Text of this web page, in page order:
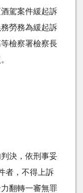
駕案件緩起訴
勞務為緩起訴
檢察署檢察長
決，依刑事妥
者，不得上訴
翻轉一審無罪